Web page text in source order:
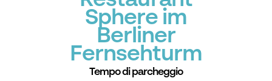
Sphere im
Berliner
Fernsehturm
Tempo di parcheggio